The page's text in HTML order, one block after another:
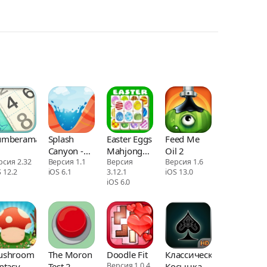
2.32
12.2
Splash
Canyon -
Water
Puzzles
Версия 1.1
iOS 6.1
Easter Eggs
Mahjong
Towers
Версия
3.12.1
iOS 6.0
Feed Me
Oil 2
Версия 1.6
iOS 13.0
The Moron
Doodle Fit
Классическая